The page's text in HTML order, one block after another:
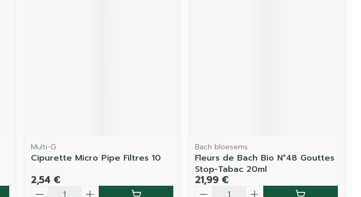
Multi-G
Cipurette Micro Pipe Filtres 10
2,54 €
Quantité
Bach bloesems
Fleurs de Bach Bio N°48 Gouttes
Stop-Tabac 20ml
21,99 €
Quantité